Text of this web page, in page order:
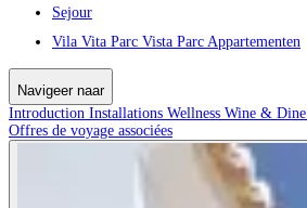
Sejour
Vila Vita Parc Vista Parc Appartementen
Navigeer naar
Introduction Installations Wellness Wine & Dine
Offres de voyage associées